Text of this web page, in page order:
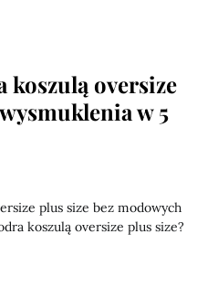
koszulą oversize
w 5
plus size bez modowych
koszulą oversize plus size?